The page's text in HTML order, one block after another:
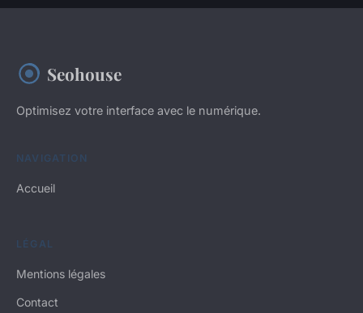
Seohouse
Optimisez votre interface avec le numérique.
NAVIGATION
Accueil
LÉGAL
Mentions légales
Contact